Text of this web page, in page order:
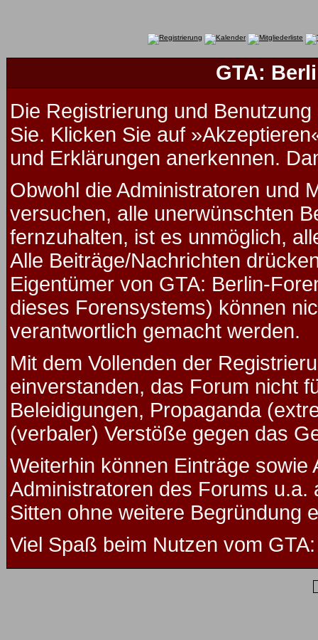
GTA:
Die Registrierung und
Sie. Klicken Sie auf
und Erklärungen anerkennen.
Obwohl die Administratoren und
versuchen, alle unerwünschten
fernzuhalten, ist es unmöglich,
Alle Beiträge/Nachrichten
Eigentümer von GTA: Berlin-
dieses Forensystems) können
verantwortlich gemacht werden.
Mit dem Vollenden der
einverstanden, das Forum nicht
Beleidigungen, Propaganda
(verbaler) Verstöße gegen das
Weiterhin können Einträge
Administratoren des Forums
Sitten ohne weitere Begründung
Viel Spaß beim Nutzen vom